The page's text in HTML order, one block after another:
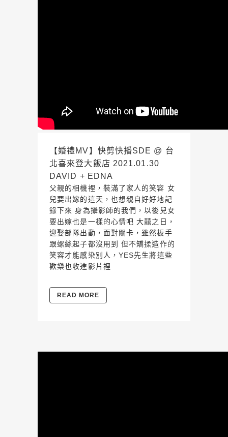
【婚禮MV】快剪快播SDE @ 台
北喜來登大飯店 2021.01.30
DAVID + EDNA
父親的相機裡，裝滿了家人的笑容 女
兒要出嫁的這天，也想親自好好地記
錄下來 身為攝影師的我們，以後兒女
要出嫁也是一樣的心情吧 大囍之日，
迎娶部隊出動，面對關卡，雖然板手
跟螺絲起子都沒用到 但不矯揉造作的
笑容才能感染別人，YES先生將這些
歡樂也收進影片裡
READ MORE